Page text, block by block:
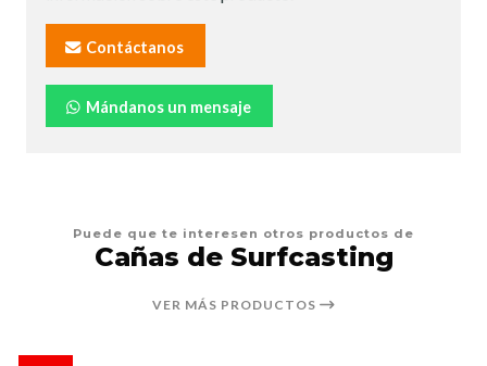
Contáctanos
Mándanos un mensaje
Puede que te interesen otros productos de
Cañas de Surfcasting
VER MÁS PRODUCTOS